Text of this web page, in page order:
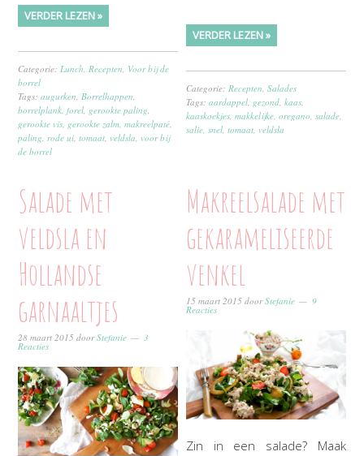
VERDER LEZEN »
Categorie: Lunch Recepten Voor bij de
borrel
Tags:augurken Borrelhappen
borrelplank ,forel gerookte paling
gerookte vis gerookte zalm ,makreelpaté
paling rode ui ,tomaat veldsla voor bij
de borrel
VERDER LEZEN »
Categorie:Recepten,Salades
Tags:aardappel, gezond,kaas,
kaaskoekjes,makkelijke,oregano,salade,
salie,snel,tomaat, veldsla
Salade met
veldsla en
Hollandse
garnaaltjes
28 maart 2015 doorStefanie 3
Reacties
Makreelsalade met
gekarameliseerde
venkel
15 maart 2015 doorStefanie 9
Reacties
Zin in een salade? Maak